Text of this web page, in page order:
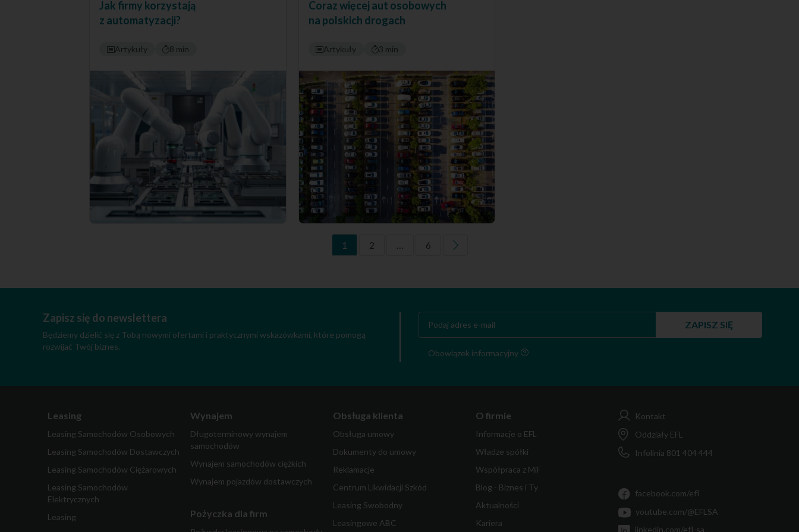
Jak firmy korzystają
z automatyzacji?
Artykuły 8 min
Coraz więcej aut osobowych
na polskich drogach
Artykuły 3 min
1 2 … 6
Zapisz się do newslettera
Będziemy dzielić się z Tobą nowymi ofertami i praktycznymi wskazówkami, które pomogą
rozwijać Twój biznes.
ZAPISZ SIĘ
Obowiązek informacyjny
Leasing
Leasing Samochodów Osobowych
Leasing Samochodów Dostawczych
Leasing Samochodów Ciężarowych
Leasing Samochodów
Elektrycznych
Leasing
Wynajem
Długoterminowy wynajem
samochodów
Wynajem samochodów ciężkich
Wynajem pojazdów dostawczych
Pożyczka dla firm
Obsługa klienta
Obsługa umowy
Dokumenty do umowy
Reklamacje
Centrum Likwidacji Szkód
Leasing Swobodny
Leasingowe ABC
O firmie
Informacje o EFL
Władze spółki
Współpraca z MiF
Blog - Biznes i Ty
Aktualności
Kariera
Kontakt
Oddziały EFL
Infolinia 801 404 444
facebook.com/efl
youtube.com/@EFLSA
linkedin.com/efl-sa